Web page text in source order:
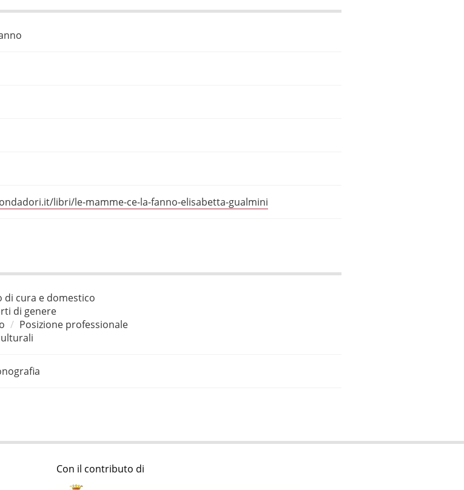
libri/le-mamme-ce-la-fanno-elisabetta-gualmini
di cura e domestico
di genere
Posizione professionale
Con il contributo di